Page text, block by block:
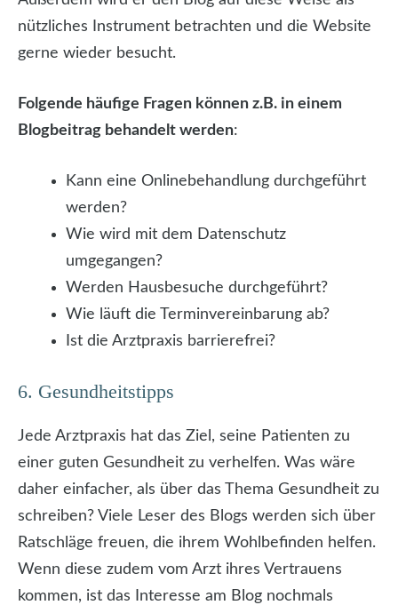
nützliches Instrument betrachten und die Website
gerne wieder besucht.
Folgende häufige Fragen können z.B. in einem
Blogbeitrag behandelt werden:
Kann eine Onlinebehandlung durchgeführt
werden?
Wie wird mit dem Datenschutz
umgegangen?
Werden Hausbesuche durchgeführt?
Wie läuft die Terminvereinbarung ab?
Ist die Arztpraxis barrierefrei?
6. Gesundheitstipps
Jede Arztpraxis hat das Ziel, seine Patienten zu
einer guten Gesundheit zu verhelfen. Was wäre
daher einfacher, als über das Thema Gesundheit zu
schreiben? Viele Leser des Blogs werden sich über
Ratschläge freuen, die ihrem Wohlbefinden helfen.
Wenn diese zudem vom Arzt ihres Vertrauens
kommen, ist das Interesse am Blog nochmals